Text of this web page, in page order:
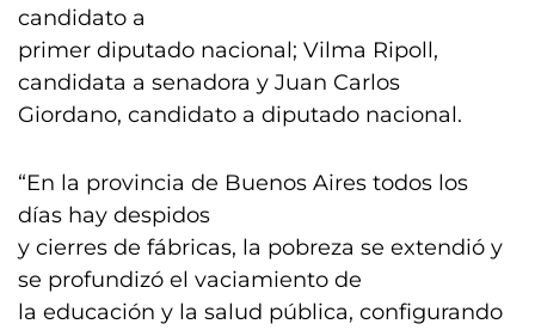
candidato a
primer diputado nacional; Vilma Ripoll,
candidata a senadora y Juan Carlos
Giordano, candidato a diputado nacional.
“En la provincia de Buenos Aires todos los
días hay despidos
y cierres de fábricas, la pobreza se extendió y
se profundizó el vaciamiento de
la educación y la salud pública, configurando